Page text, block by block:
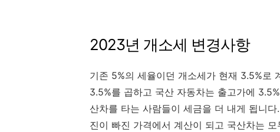
2023년 개소세 변경사항
기존 5%의 세율이던 개소세가 현재 3.5%로
3.5%를 곱하고 국산 자동차는 출고가에
산차를 타는 사람들이 세금을 더 내게 됩니
진이 빠진 가격에서 계산이 되고 국산차는